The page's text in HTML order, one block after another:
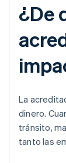
¿De
La
dinero.
tránsito,
tanto las